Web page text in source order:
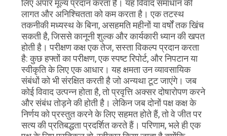
लिए अपार मूल्य प्रदान करता है। यह विवाद समाधान की
लागत और अनिश्चितता को कम करता है। एक तटस्थ
तकनीकी मध्यस्थ के बिना, असहमति महीनों या वर्षों तक खिंच
सकती है, जिससे कानूनी शुल्क और कार्यकारी ध्यान की खपत
होती है। परीक्षण कक्ष एक तेज, सस्ता विकल्प प्रदान करता
है: कुछ हफ्तों का परीक्षण, एक स्पष्ट रिपोर्ट, और निपटान या
स्वीकृति के लिए एक आधार। यह क्षमता उन व्यावसायिक
संबंधों को भी संरक्षित करती है जो अन्यथा टूट जाएंगे। जब
कोई विवाद उत्पन्न होता है, तो प्रवृत्ति अक्सर दोषारोपण करने
और संबंध तोड़ने की होती है। लेकिन जब दोनों पक्ष कक्ष के
निर्णय को प्रस्तुत करने के लिए सहमत होते हैं, तो वे जीत पर
सत्य की प्रतिबद्धता प्रदर्शित करते हैं। परिणाम, भले ही एक